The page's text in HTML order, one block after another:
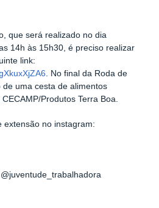
que será realizado no dia
14h às 15h30, é preciso realizar
link:
. No final da Roda de
uma cesta de alimentos
Produtos Terra Boa.
extensão no instagram: